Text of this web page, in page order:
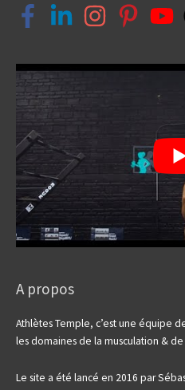
r
A propos
Athlètes Temple, c’est une équipe
les domaines de la musculation &
Le site a été lancé en 2016 par